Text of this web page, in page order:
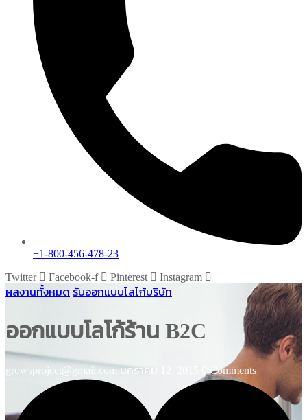
+1-800-456-478-23
Twitter
Facebook-f Pinterest
Instagram
ผลงานทั้งหมด รับออกแบบโลโก้บริษัท
ออกแบบโลโก้ร้าน B2C
growsproject@gmail.com มกราคม 12, 2015 0 Comments